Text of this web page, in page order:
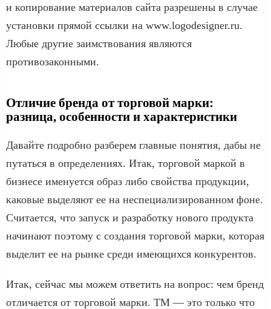
и копирование материалов сайта разрешены в случае
установки прямой ссылки на www.logodesigner.ru.
Любые другие заимствования являются
противозаконными.
Отличие бренда от торговой марки:
разница, особенности и характеристики
Давайте подробно разберем главные понятия, дабы не
путаться в определениях. Итак, торговой маркой в
бизнесе именуется образ либо свойства продукции,
каковые выделяют ее на неспециализированном фоне.
Считается, что запуск и разработку нового продукта
начинают поэтому с создания торговой марки, которая
выделит ее на рынке среди имеющихся конкурентов.
Итак, сейчас мы можем ответить на вопрос: чем бренд
отличается от торговой марки. ТМ — это только что